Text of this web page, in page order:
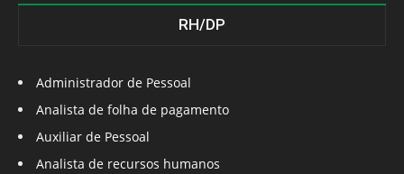
RH/DP
Administrador de Pessoal
Analista de folha de pagamento
Auxiliar de Pessoal
Analista de recursos humanos